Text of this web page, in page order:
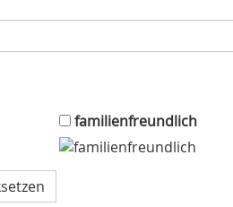
familienfreundlich